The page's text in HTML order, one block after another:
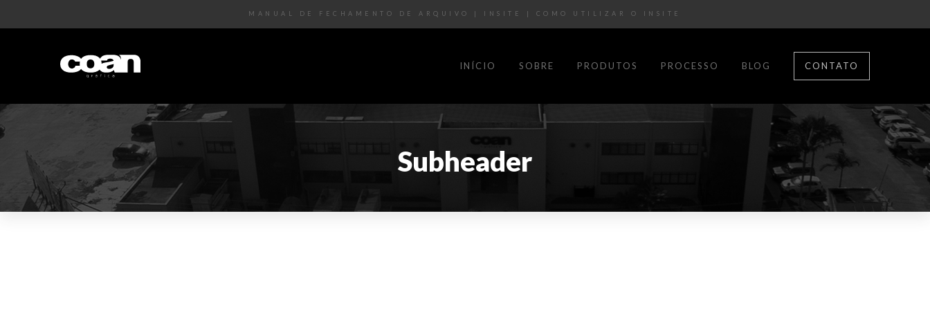
MANUAL DE FECHAMENTO DE ARQUIVO | INSITE | COMO UTILIZAR O INSITE
INÍCIO SOBRE PRODUTOS PROCESSO BLOG CONTATO
Subheader